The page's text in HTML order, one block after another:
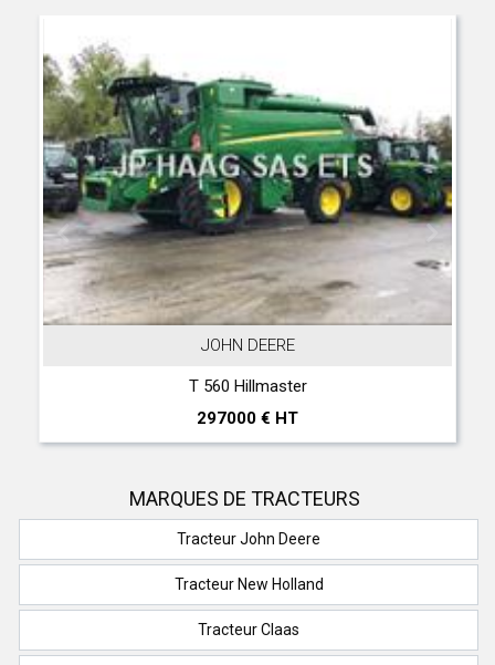
JOHN DEERE
T 560 Hillmaster
297000 € HT
MARQUES DE TRACTEURS
Tracteur John Deere
Tracteur New Holland
Tracteur Claas